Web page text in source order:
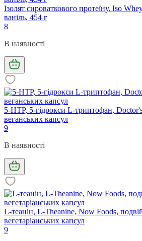
Ізолят сироваткового протеїну, Iso
ваніль, 454 г
8
В наявності
5-HTP, 5-гідрокси L-триптофан,
веганських капсул
9
В наявності
L-теанін, L-Theanine, Now Foods,
вегетаріанських капсул
9